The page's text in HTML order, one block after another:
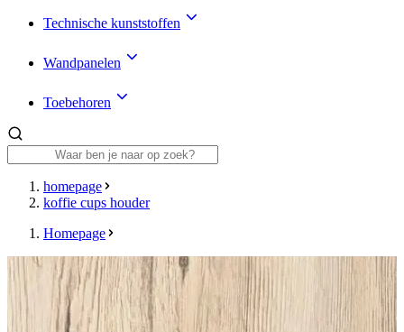
Technische kunststoffen
Wandpanelen
Toebehoren
homepage
koffie cups houder
Homepage